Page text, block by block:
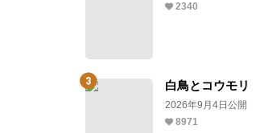
2340
白鳥とコウモリ
2026年9月4日公開
8971